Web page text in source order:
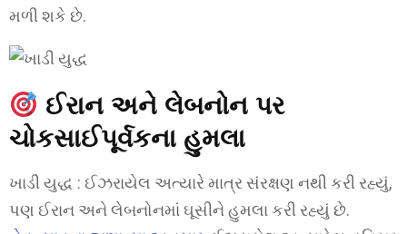
મળી શકે છે.
ઈરાન અને લેબનોન પર
ચોકસાઈપૂર્વકના હુમલા
ખાડી યુદ્ધ : ઈઝરાયેલ અત્યારે માત્ર સંરક્ષણ નથી કરી રહ્યું,
પણ ઈરાન અને લેબનોનમાં ઘૂસીને હુમલા કરી રહ્યું છે.